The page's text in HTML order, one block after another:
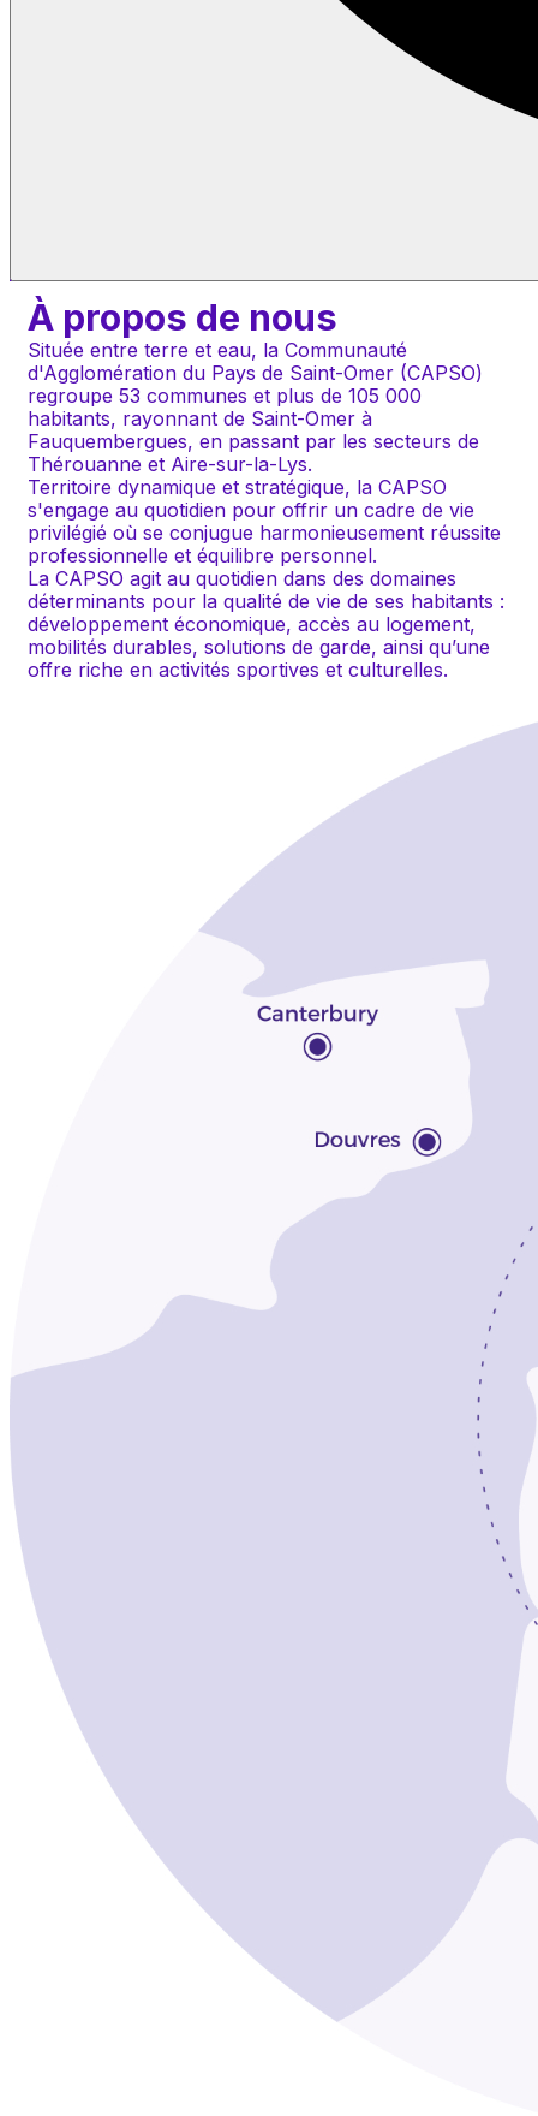
À propos de nous
Située entre terre et eau, la Communauté
d'Agglomération du Pays de Saint-Omer (CAPSO)
regroupe 53 communes et plus de 105 000
habitants, rayonnant de Saint-Omer à
Fauquembergues, en passant par les secteurs de
Thérouanne et Aire-sur-la-Lys.
Territoire dynamique et stratégique, la CAPSO
s'engage au quotidien pour offrir un cadre de vie
privilégié où se conjugue harmonieusement réussite
professionnelle et équilibre personnel.
La CAPSO agit au quotidien dans des domaines
déterminants pour la qualité de vie de ses habitants :
développement économique, accès au logement,
mobilités durables, solutions de garde, ainsi qu’une
offre riche en activités sportives et culturelles.